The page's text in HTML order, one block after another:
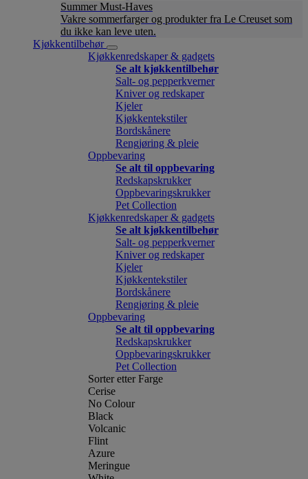
Summer Must-Haves
Vakre sommerfarger og produkter fra Le Creuset som
du ikke kan leve uten.
Kjøkkentilbehør
Kjøkkenredskaper & gadgets
Se alt kjøkkentilbehør
Salt- og pepperkverner
Kniver og redskaper
Kjeler
Kjøkkentekstiler
Bordskånere
Rengjøring & pleie
Oppbevaring
Se alt til oppbevaring
Redskapskrukker
Oppbevaringskrukker
Pet Collection
Kjøkkenredskaper & gadgets
Se alt kjøkkentilbehør
Salt- og pepperkverner
Kniver og redskaper
Kjeler
Kjøkkentekstiler
Bordskånere
Rengjøring & pleie
Oppbevaring
Se alt til oppbevaring
Redskapskrukker
Oppbevaringskrukker
Pet Collection
Sorter etter Farge
Cerise
No Colour
Black
Volcanic
Flint
Azure
Meringue